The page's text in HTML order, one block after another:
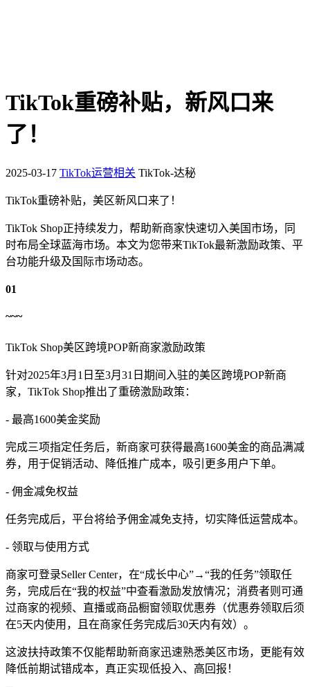
TikTok重磅补贴，新风口来
了！
2025-03-17 TikTok运营相关 TikTok-达秘
TikTok重磅补贴，美区新风口来了！
TikTok Shop正持续发力，帮助新商家快速切入美国市场，同
时布局全球蓝海市场。本文为您带来TikTok最新激励政策、平
台功能升级及国际市场动态。
01
~~~
TikTok Shop美区跨境POP新商家激励政策
针对2025年3月1日至3月31日期间入驻的美区跨境POP新商
家，TikTok Shop推出了重磅激励政策：
- 最高1600美金奖励
完成三项指定任务后，新商家可获得最高1600美金的商品满减
券，用于促销活动、降低推广成本，吸引更多用户下单。
- 佣金减免权益
任务完成后，平台将给予佣金减免支持，切实降低运营成本。
- 领取与使用方式
商家可登录Seller Center，在“成长中心”→“我的任务”领取任
务，完成后在“我的权益”中查看激励发放情况；消费者则可通
过商家的视频、直播或商品橱窗领取优惠券（优惠券领取后须
在5天内使用，且在商家任务完成后30天内有效）。
这波扶持政策不仅能帮助新商家迅速熟悉美区市场，更能有效
降低前期试错成本，真正实现低投入、高回报！